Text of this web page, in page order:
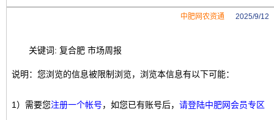
中肥网农资通 2025/9/12
关键词: 复合肥 市场周报
说明：您浏览的信息被限制浏览，浏览本信息有以下可能：
1）需要您注册一个帐号，如您已有账号后， 请登陆中肥网会员专区